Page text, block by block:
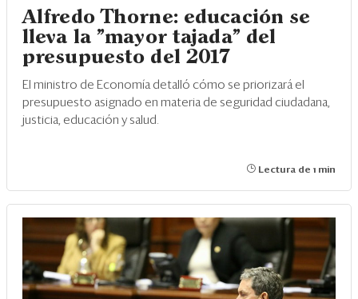
Ranking CEO
Edición Impresa
Alfredo Thorne: educación se
lleva la "mayor tajada" del
presupuesto del 2017
El ministro de Economía detalló cómo se priorizará el
presupuesto asignado en materia de seguridad ciudadana,
justicia, educación y salud.
Lectura de 1 min